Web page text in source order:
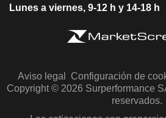
Lunes a viernes, 9-12 h y 14-18 h
Aviso legal Configuración de
Copyright © 2026 Surperformance
reservados.